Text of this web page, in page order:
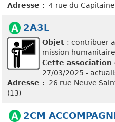
Adresse : 4 rue du
2A3L
Objet : contribuer
mission humanitaire
Cette association
27/03/2025 -
Adresse : 26 rue Neuve
(13)
2CM